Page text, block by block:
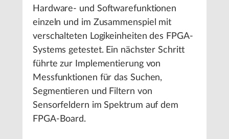
Hardware- und Softwarefunktionen
einzeln und im Zusammenspiel mit
verschalteten Logikeinheiten des FPGA-
Systems getestet. Ein nächster Schritt
führte zur Implementierung von
Messfunktionen für das Suchen,
Segmentieren und Filtern von
Sensorfeldern im Spektrum auf dem
FPGA-Board.